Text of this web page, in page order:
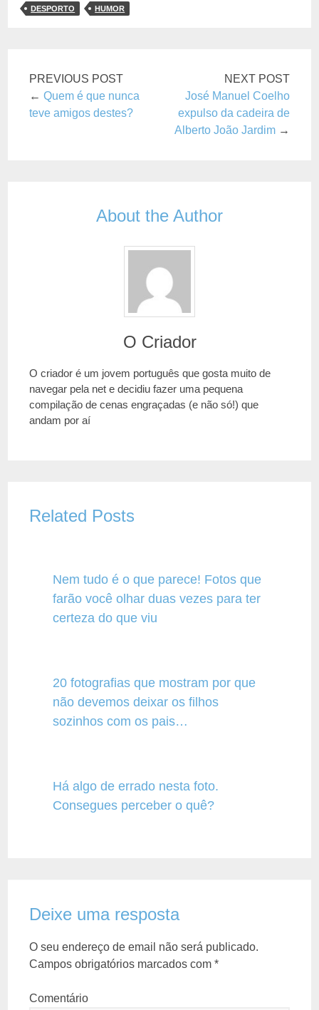
DESPORTO HUMOR
PREVIOUS POST
←Quem é que nunca
teve amigos destes?
NEXT POST
José Manuel Coelho
expulso da cadeira de
Alberto João Jardim→
About the Author
O Criador
O criador é um jovem português que gosta muito de
navegar pela net e decidiu fazer uma pequena
compilação de cenas engraçadas (e não só!) que
andam por aí
Related Posts
Nem tudo é o que parece! Fotos que
farão você olhar duas vezes para ter
certeza do que viu
20 fotografias que mostram por que
não devemos deixar os filhos
sozinhos com os pais…
Há algo de errado nesta foto.
Consegues perceber o quê?
Deixe uma resposta
O seu endereço de email não será publicado.
Campos obrigatórios marcados com*
Comentário